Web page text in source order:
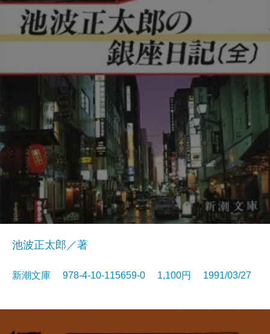
池波正太郎／著
新潮文庫 978-4-10-115659-0 1,100円 1991/03/27